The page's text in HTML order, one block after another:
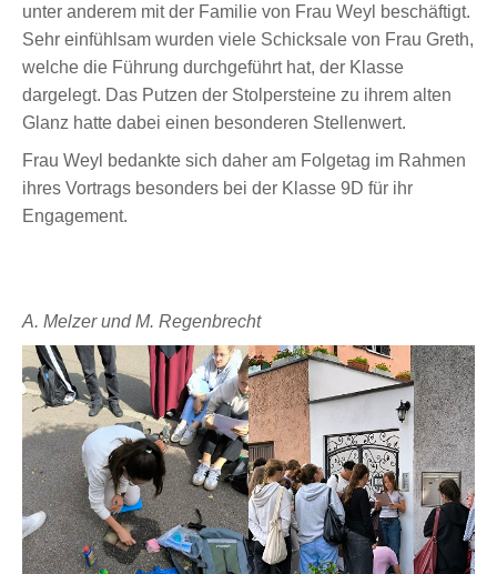
unter anderem mit der Familie von Frau Weyl beschäftigt.
Sehr einfühlsam wurden viele Schicksale von Frau Greth,
welche die Führung durchgeführt hat, der Klasse
dargelegt. Das Putzen der Stolpersteine zu ihrem alten
Glanz hatte dabei einen besonderen Stellenwert.
Frau Weyl bedankte sich daher am Folgetag im Rahmen
ihres Vortrags besonders bei der Klasse 9D für ihr
Engagement.
A. Melzer und M. Regenbrecht